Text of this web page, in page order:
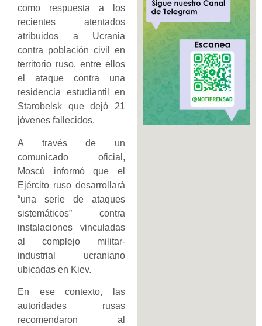
como respuesta a los
recientes atentados
atribuidos a Ucrania
contra población civil en
territorio ruso, entre ellos
el ataque contra una
residencia estudiantil en
Starobelsk que dejó 21
jóvenes fallecidos.
A través de un
comunicado oficial,
Moscú informó que el
Ejército ruso desarrollará
“una serie de ataques
sistemáticos” contra
instalaciones vinculadas
al complejo militar-
industrial ucraniano
ubicadas en Kiev.
En ese contexto, las
autoridades rusas
recomendaron al